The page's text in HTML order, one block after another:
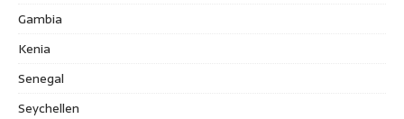
Gambia
Kenia
Senegal
Seychellen